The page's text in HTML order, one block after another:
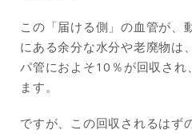
この「届ける側」の血管が、
にある余分な水分や老廃物は
パ管におよそ10％が回収さ
ます。
ですが、この回収されるはず